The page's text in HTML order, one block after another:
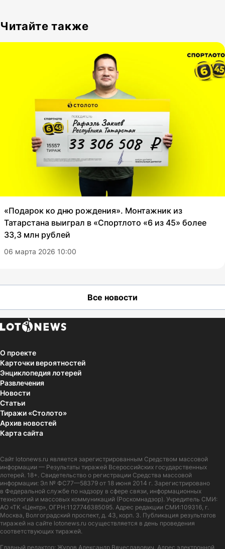
Читайте также
«Подарок ко дню рождения». Монтажник из
Татарстана выиграл в «Спортлото «6 из 45» более
33,3 млн рублей
06 марта 2026 10:00
Все новости
О проекте
Карточки вероятностей
Энциклопедия лотерей
Развлечения
Новости
Статьи
Тиражи «Столото»
Архив новостей
Карта сайта
Сайт lotonews.ru является зарегистрированным Средством массовой
информации — Результаты тиражей Всероссийских государственных
лотерей. 18+. Свидетельство о регистрации Средства массовой
информации: Эл № ФС77—58379 от 18 июня 2014 г. Зарегистрировано
в Федеральной службе по надзору в сфере связи, информационных
технологий и массовых коммуникаций (Роскомнадзор). Учредитель СМИ:
АО «ТК «Центр», ОГРН:1127746385095. Адрес редакции СМИ:109316, г.
Москва, Волгоградский проспект, д. 43, корп. 3. Публикация результатов
тиражей на сайте lotonews.ru осуществляется в день проведения
соответствующих тиражей.
Главный редактор: Журов Александр Вячеславович. Адрес электронной